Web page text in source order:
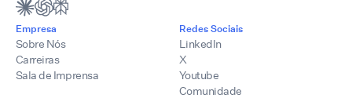
Empresa
Sobre Nós
Carreiras
Sala de Imprensa
Redes Sociais
LinkedIn
X
Youtube
Comunidade